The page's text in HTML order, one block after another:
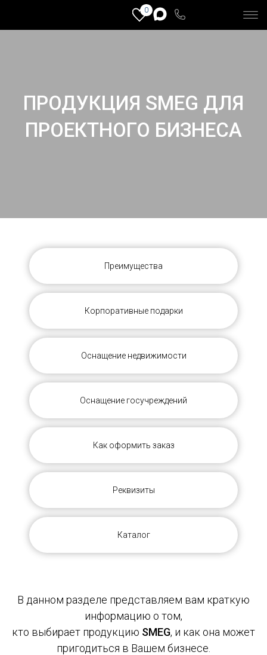
0
ПРОДУКЦИЯ SMEG ДЛЯ
ПРОЕКТНОГО БИЗНЕСА
Преимущества
Корпоративные подарки
Оснащение недвижимости
Оснащение госучреждений
Как оформить заказ
Реквизиты
Каталог
В данном разделе представляем вам краткую
информацию о том,
кто выбирает продукцию SMEG, и как она может
пригодиться в Вашем бизнесе.